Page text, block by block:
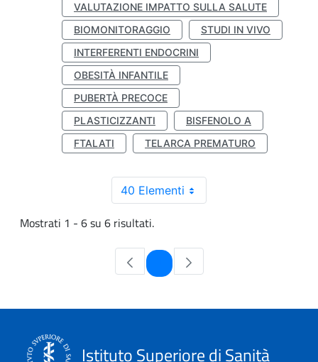
VALUTAZIONE IMPATTO SULLA SALUTE
BIOMONITORAGGIO
STUDI IN VIVO
INTERFERENTI ENDOCRINI
OBESITÀ INFANTILE
PUBERTÀ PRECOCE
PLASTICIZZANTI
BISFENOLO A
FTALATI
TELARCA PREMATURO
40 Elementi
Mostrati 1 - 6 su 6 risultati.
Pagina
Istituto Superiore di Sanità